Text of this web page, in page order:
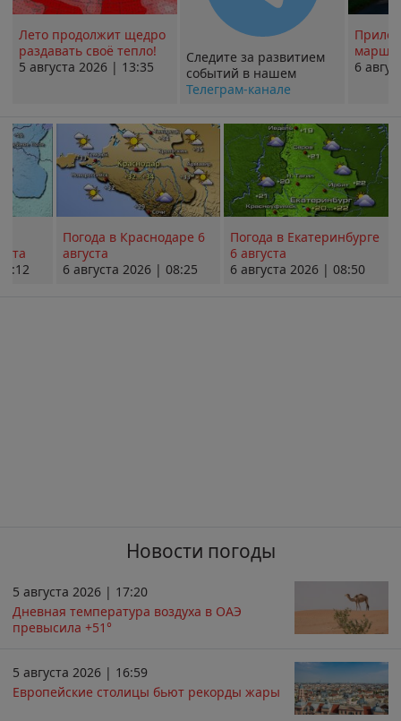
Лето продолжит щедро
раздавать своё тепло!
5 августа 2026 | 13:35
Следите за развитием
событий в нашем
Телеграм-канале
6
Погода в Краснодаре 6
августа
6 августа 2026 | 08:25
Погода в Екатеринбурге
6 августа
6 августа 2026 | 08:50
Новости погоды
5 августа 2026 | 17:20
Дневная температура воздуха в ОАЭ
превысила +51°
5 августа 2026 | 16:59
Европейские столицы бьют рекорды жары